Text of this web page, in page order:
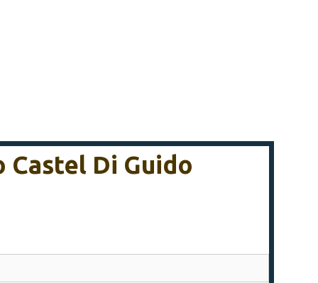
Di Guido